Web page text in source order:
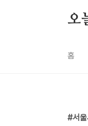
오
홈
서